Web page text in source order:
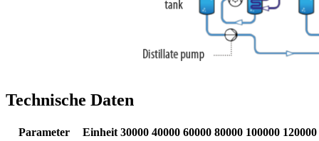
Technische Daten
Parameter Einheit 30000 40000 60000 80000 100000 120000